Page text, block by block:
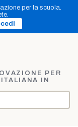
per la scuola.
PER
IN